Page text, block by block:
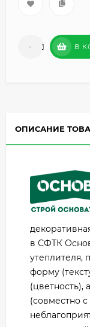
- + В
ОПИСАНИЕ
в СФТК
форму
(совместно